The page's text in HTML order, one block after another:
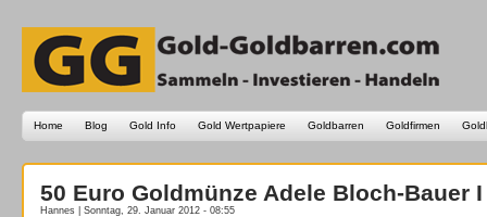
Home Blog Gold Info Gold Wertpapiere Goldbarren Goldfirmen
50 Euro Goldmünze Adele Bloch-Bauer
Hannes | Sonntag, 29. Januar 2012 - 08:55